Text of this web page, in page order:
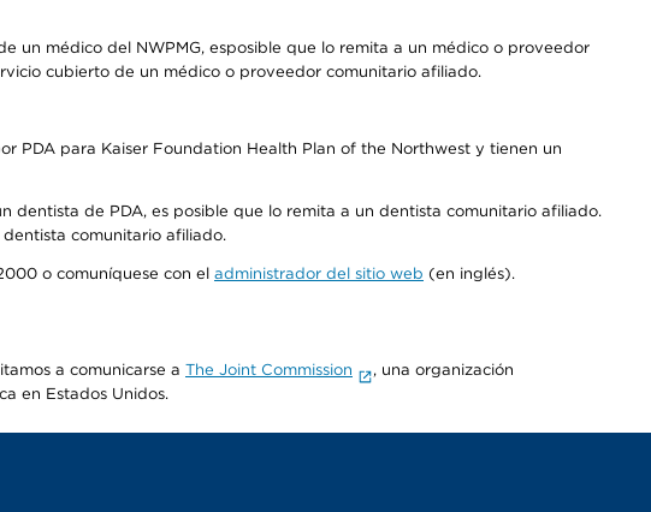
un médico del NWPMG, esposible que lo remita a un médico o proveedor
cubierto de un médico o proveedor comunitario afiliado.
PDA para Kaiser Foundation Health Plan of the Northwest y tienen un
de PDA, es posible que lo remita a un dentista comunitario afiliado.
comunitario afiliado.
o comuníquese con el administrador del sitio web (en inglés).
a comunicarse a The Joint Commission
, una organización
en Estados Unidos.